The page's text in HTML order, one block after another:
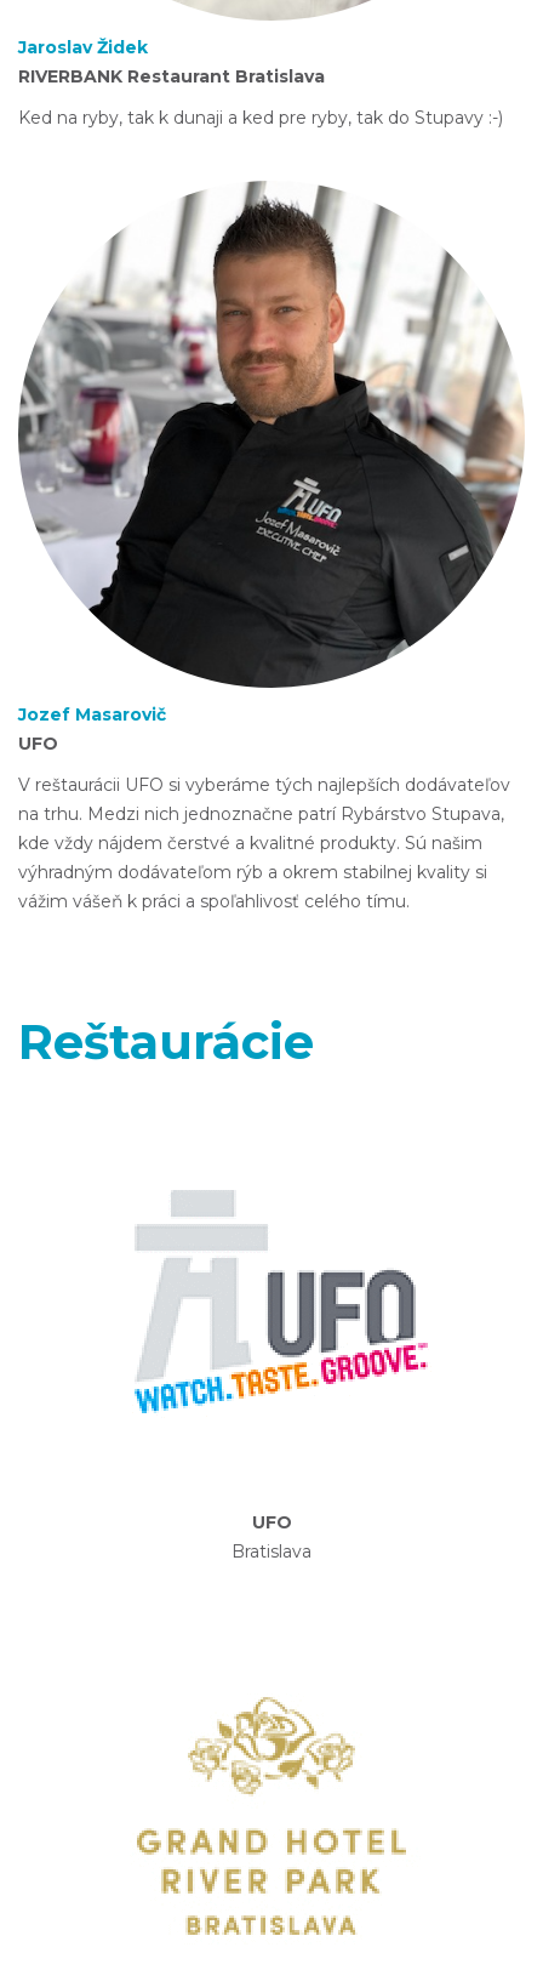
Jaroslav Židek
RIVERBANK Restaurant Bratislava
Ked na ryby, tak k dunaji a ked pre ryby, tak do Stupavy :-)
Jozef Masarovič
UFO
V reštaurácii UFO si vyberáme tých najlepších dodávateľov
na trhu. Medzi nich jednoznačne patrí Rybárstvo Stupava,
kde vždy nájdem čerstvé a kvalitné produkty. Sú našim
výhradným dodávateľom rýb a okrem stabilnej kvality si
vážim vášeň k práci a spoľahlivosť celého tímu.
Reštaurácie
UFO
Bratislava